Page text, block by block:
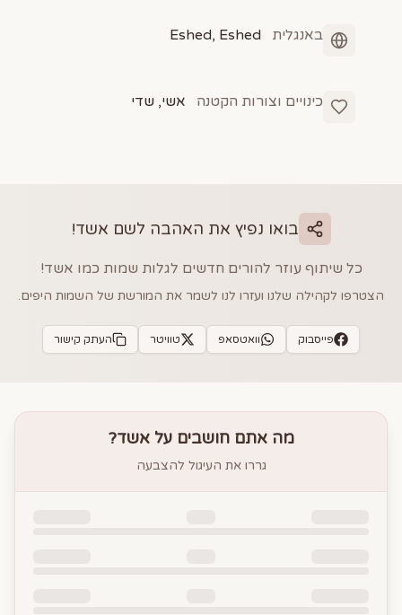
באנגלית Eshed, Eshed
כינויים וצורות הקטנה אשי, שדי
בואו נפיץ את האהבה לשם אשד!
כל שיתוף עוזר להורים חדשים לגלות שמות כמו אשד!
הצטרפו לקהילה שלנו ועזרו לנו לשמר את המורשת של השמות היפים.
פייסבוק וואטסאפ טוויטר העתק קישור
מה אתם חושבים עלאשד?
גררו את העיגול להצבעה